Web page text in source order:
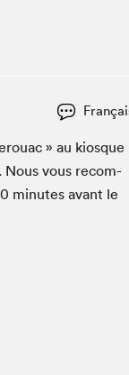
» au kiosque
Nous vous recom­
min­utes avant le